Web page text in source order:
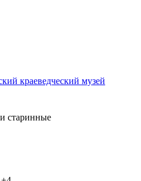
краеведческий музей
старинные